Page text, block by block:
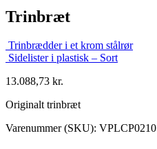
Trinbræt
Trinbrædder i et krom stålrør
Sidelister i plastisk – Sort
13.088,73 kr.
Originalt trinbræt
Varenummer (SKU): VPLCP0210